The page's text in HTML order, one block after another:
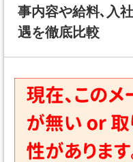
事内容や給料､入
遇を徹底比較